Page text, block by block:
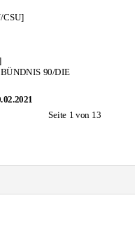
CSU]
90/DIE
Seite 1 von 13